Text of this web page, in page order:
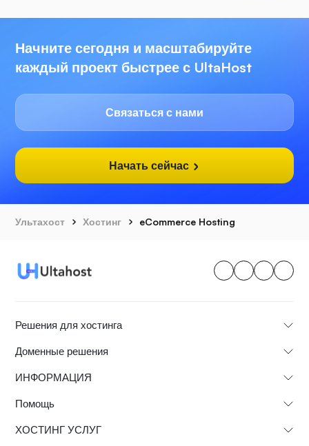
Начните сегодня и масштабируйте
каждый проект быстрее с UltaHost
Связаться с нами
Начать сейчас
Ультахост Хостинг eCommerce Hosting
Решения для хостинга
Доменные решения
ИНФОРМАЦИЯ
Помощь
ХОСТИНГ УСЛУГ